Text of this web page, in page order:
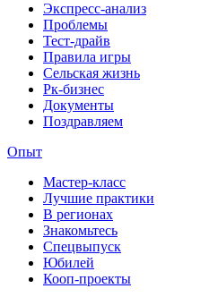
Экспресс-анализ
Проблемы
Тест-драйв
Правила игры
Сельская жизнь
Рк-бизнес
Документы
Поздравляем
Опыт
Мастер-класс
Лучшие практики
В регионах
Знакомьтесь
Спецвыпуск
Юбилей
Кооп-проекты